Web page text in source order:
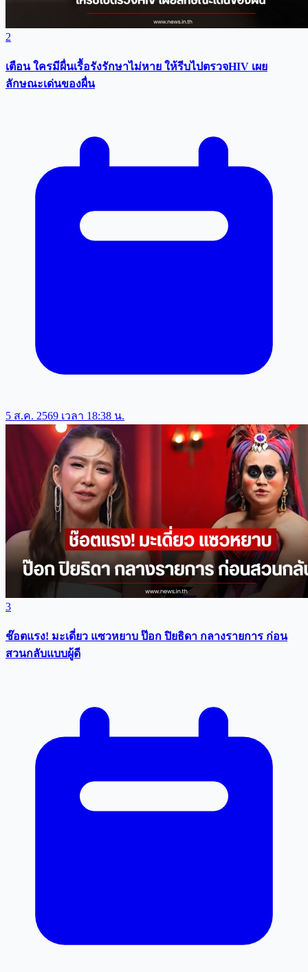
2
เตือน ใครมีผื่นเรื้อรังรักษาไม่หาย ให้รีบไปตรวจHIV เผย
ลักษณะเด่นของผื่น
5 ส.ค. 2569 เวลา 18:38 น.
3
ช๊อตแรง! มะเดี่ยว แซวหยาบ ป๊อก ปิยธิดา กลางรายการ ก่อน
สวนกลับแบบผู้ดี